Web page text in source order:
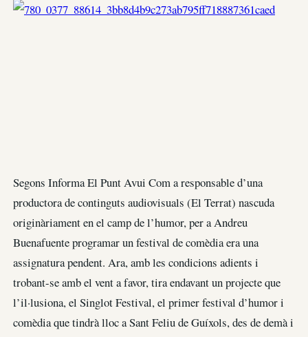
Segons Informa El Punt Avui Com a responsable d’una
productora de continguts audiovisuals (El Terrat) nascuda
originàriament en el camp de l’humor, per a Andreu
Buenafuente programar un festival de comèdia era una
assignatura pendent. Ara, amb les condicions adients i
trobant-se amb el vent a favor, tira endavant un projecte que
l’il·lusiona, el Singlot Festival, el primer festival d’humor i
comèdia que tindrà lloc a Sant Feliu de Guíxols, des de demà i